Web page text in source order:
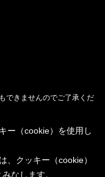
できませんのでご了承くだ
ー（cookie）を使用し
、クッキー（cookie）
なします。